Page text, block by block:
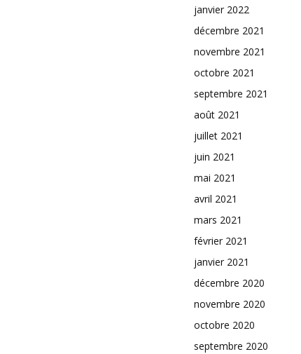
janvier 2022
décembre 2021
novembre 2021
octobre 2021
septembre 2021
août 2021
juillet 2021
juin 2021
mai 2021
avril 2021
mars 2021
février 2021
janvier 2021
décembre 2020
novembre 2020
octobre 2020
septembre 2020